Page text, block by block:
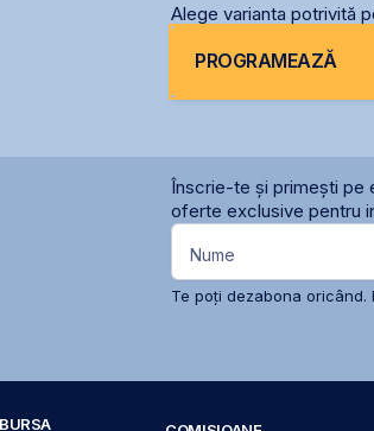
Alege varianta potrivită
PROGRAMEAZĂ
Înscrie-te și primești pe
oferte exclusive pentru
Nume
Te poți dezabona oricând.